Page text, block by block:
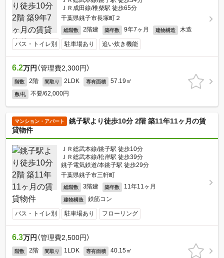
ＪＲ成田線/椎柴駅 徒歩65分
千葉県銚子市長塚町２
総階数 2階建 築年数 9年7ヶ月 建物構造 木造
バス・トイレ別 駐車場あり 追い炊き機能
6.2万円 （管理費2,300円）
階数 2階 間取り 2LDK 専有面積 57.19㎡
敷/礼 不要/62,000円
マンション・アパート
銚子駅より徒歩10分 2階 築11年11ヶ月の賃
貸物件
ＪＲ総武本線/銚子駅 徒歩10分
ＪＲ総武本線/松岸駅 徒歩39分
銚子電気鉄道/本銚子駅 徒歩29分
千葉県銚子市三軒町
総階数 3階建 築年数 11年11ヶ月
建物構造 鉄筋コン
バス・トイレ別 駐車場あり フローリング
6.3万円 （管理費2,500円）
階数 2階 間取り 1LDK 専有面積 40.15㎡